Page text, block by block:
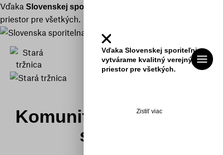
Vďaka Slovenskej sporiteľni
priestor pre všetkých.
En
Komunitná záhrada na
streche
Vďaka Slovenskej sporiteľni
vytvárame kvalitný verejný
priestor pre všetkých.
Zistiť viac